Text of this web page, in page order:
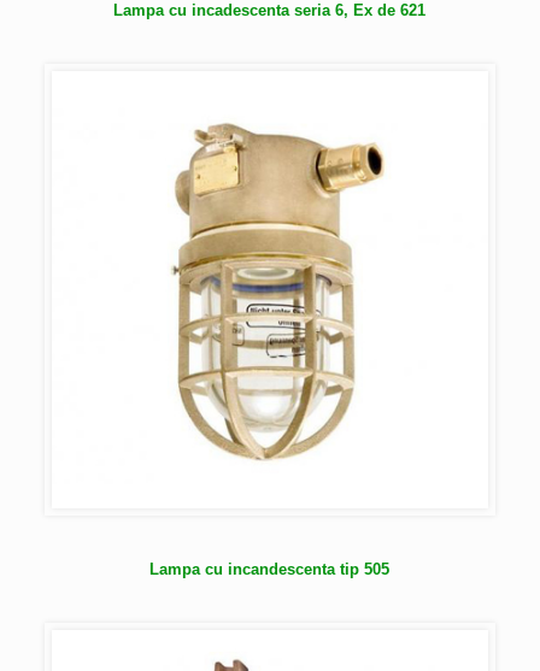
Lampa cu incadescenta seria 6, Ex de 621
Lampa cu incandescenta tip 505